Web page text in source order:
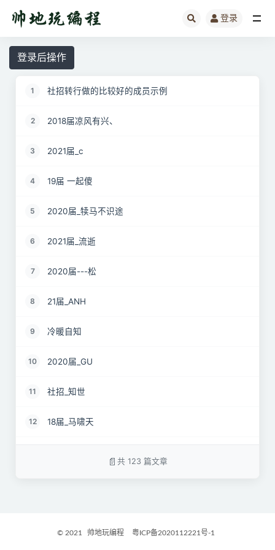
登录
登录后操作
1 社招转行做的比较好的成员示例
2 2018届凉风有兴、
3 2021届_c
4 19届 一起傻
5 2020届_犊马不识途
6 2021届_流逝
7 2020届---松
8 21届_ANH
9 冷暖自知
10 2020届_GU
11 社招_知世
12 18届_马啸天
共 123 篇文章
© 2021 帅地玩编程 粤ICP备2020112221号-1